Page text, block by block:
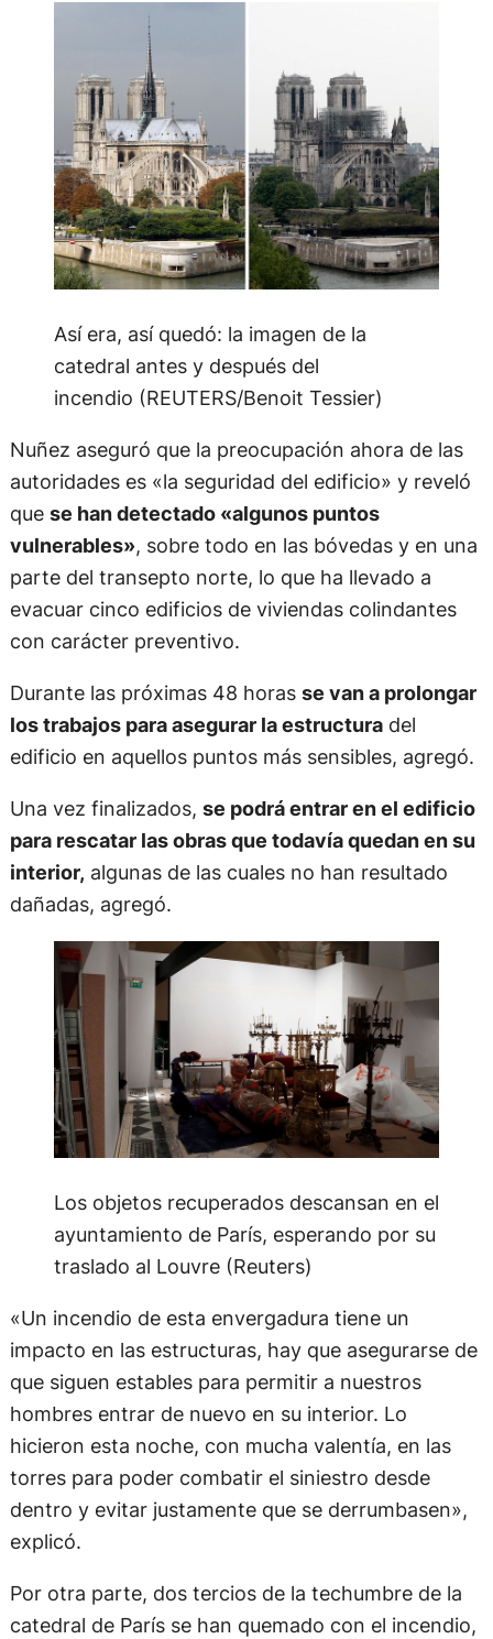
Así era, así quedó: la imagen de la
catedral antes y después del
incendio (REUTERS/Benoit Tessier)
Nuñez aseguró que la preocupación ahora de las
autoridades es «la seguridad del edificio» y reveló
que se han detectado «algunos puntos
vulnerables», sobre todo en las bóvedas y en una
parte del transepto norte, lo que ha llevado a
evacuar cinco edificios de viviendas colindantes
con carácter preventivo.
Durante las próximas 48 horas se van a prolongar
los trabajos para asegurar la estructuradel
edificio en aquellos puntos más sensibles, agregó.
Una vez finalizados, se podrá entrar en el edificio
para rescatar las obras que todavía quedan en su
interior, algunas de las cuales no han resultado
dañadas, agregó.
Los objetos recuperados descansan en el
ayuntamiento de París, esperando por su
traslado al Louvre (Reuters)
«Un incendio de esta envergadura tiene un
impacto en las estructuras, hay que asegurarse de
que siguen estables para permitir a nuestros
hombres entrar de nuevo en su interior. Lo
hicieron esta noche, con mucha valentía, en las
torres para poder combatir el siniestro desde
dentro y evitar justamente que se derrumbasen»,
explicó.
Por otra parte, dos tercios de la techumbre de la
catedral de París se han quemado con el incendio,